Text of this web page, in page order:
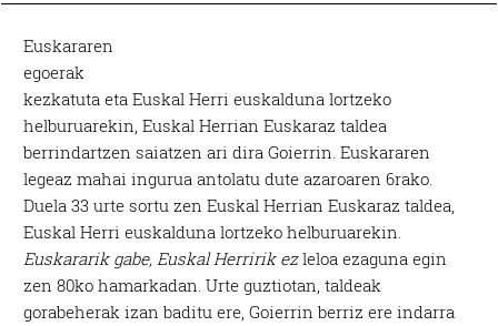
Euskararen
egoerak
kezkatuta eta Euskal Herri euskalduna lortzeko
helburuarekin, Euskal Herrian Euskaraz taldea
berrindartzen saiatzen ari dira Goierrin. Euskararen
legeaz mahai ingurua antolatu dute azaroaren 6rako.
Duela 33 urte sortu zen Euskal Herrian Euskaraz taldea,
Euskal Herri euskalduna lortzeko helburuarekin.
Euskararik gabe, Euskal Herririk ezleloa ezaguna egin
zen 80ko hamarkadan. Urte guztiotan, taldeak
gorabeherak izan baditu ere, Goierrin berriz ere indarra